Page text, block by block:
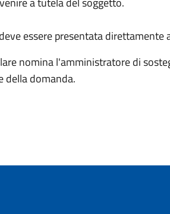
essere presentata direttamente
nomina l'amministratore di
della domanda.